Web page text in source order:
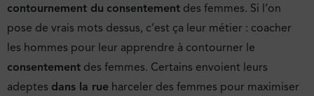
contournement du consentement des femmes. Si l’on
pose de vrais mots dessus, c’est ça leur métier : coacher
les hommes pour leur apprendre à contourner le
consentement des femmes. Certains envoient leurs
adeptes dans la rue harceler des femmes pour maximiser